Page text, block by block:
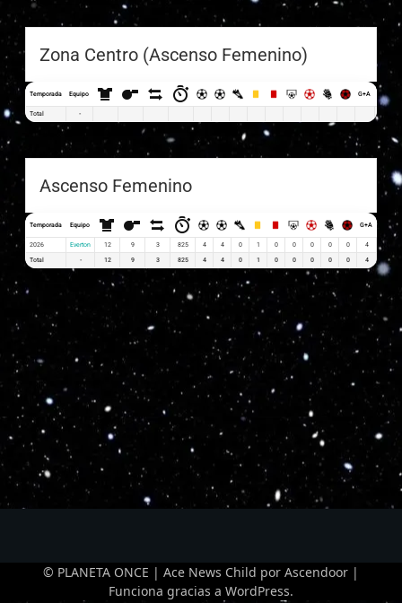
Zona Centro (Ascenso Femenino)
Temporada Equipo G+A G x PJ
Total -
Ascenso Femenino
Temporada Equipo G+A G x PJ
2026 Everton 12 9 3 825 4 4 0 1 0 0 0 0 0 4 0.33
Total - 12 9 3 825 4 4 0 1 0 0 0 0 0 4 0.33
© PLANETA ONCE | Ace News Child por Ascendoor |
Funciona gracias a WordPress.